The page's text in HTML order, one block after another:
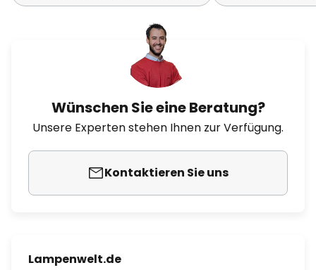
Wünschen Sie eine Beratung?
Unsere Experten stehen Ihnen zur Verfügung.
Kontaktieren Sie uns
Lampenwelt.de